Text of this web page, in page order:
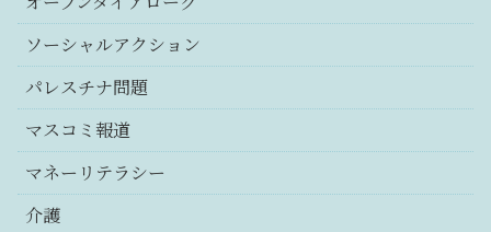
ソーシャルアクション
パレスチナ問題
マスコミ報道
マネーリテラシー
介護